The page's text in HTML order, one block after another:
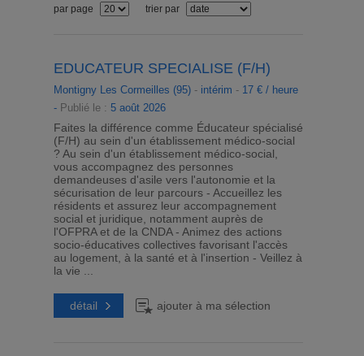
par page trier par
EDUCATEUR SPECIALISE (F/H)
Montigny Les Cormeilles (95)- intérim - 17 € / heure
- Publié le : 5 août 2026
Faites la différence comme Éducateur spécialisé
(F/H) au sein d'un établissement médico-social
? Au sein d'un établissement médico-social,
vous accompagnez des personnes
demandeuses d'asile vers l'autonomie et la
sécurisation de leur parcours - Accueillez les
résidents et assurez leur accompagnement
social et juridique, notamment auprès de
l'OFPRA et de la CNDA - Animez des actions
socio-éducatives collectives favorisant l'accès
au logement, à la santé et à l'insertion - Veillez à
la vie ...
détail ajouter à ma sélection